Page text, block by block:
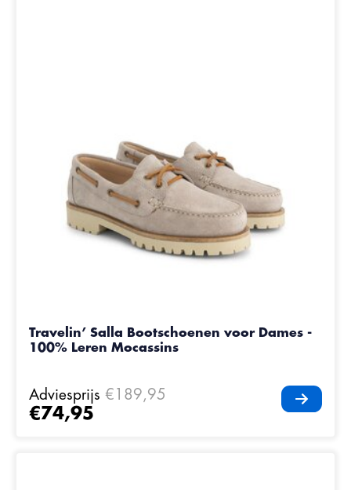
Travelin’ Salla Bootschoenen voor Dames -
100% Leren Mocassins
Adviesprijs €189,95
€74,95